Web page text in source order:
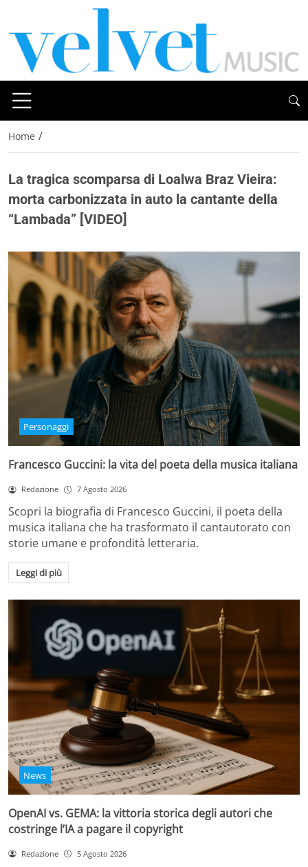
Home /
La tragica scomparsa di Loalwa Braz Vieira:
morta carbonizzata in auto la cantante della
“Lambada” [VIDEO]
Personaggi
Francesco Guccini: la vita del poeta della musica italiana
Redazione 7 Agosto 2026
Scopri la biografia di Francesco Guccini, il poeta della
musica italiana che ha trasformato il cantautorato con
storie umane e profondità letteraria.
Leggi di più
News
OpenAI vs. GEMA: la vittoria storica degli autori che
costringe l’IA a pagare il copyright
Redazione 5 Agosto 2026